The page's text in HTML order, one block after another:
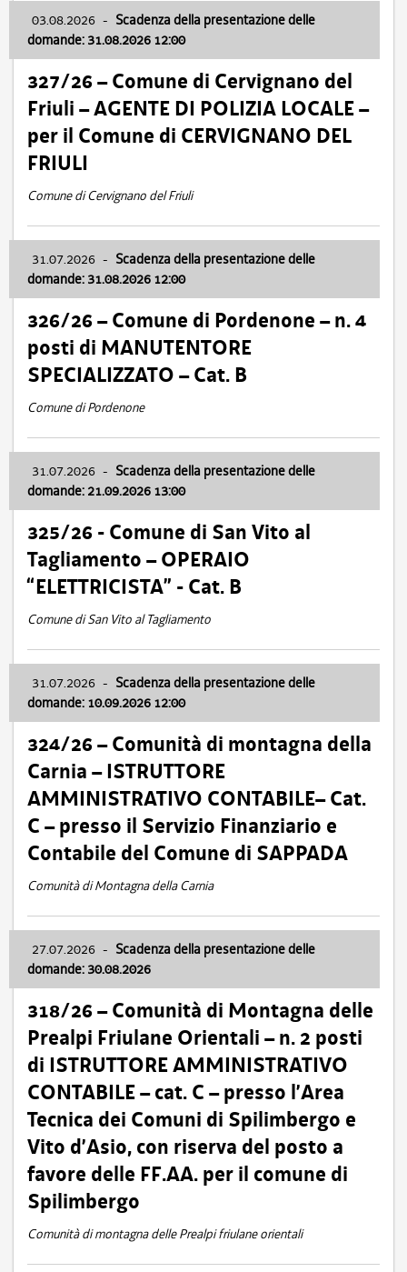
03.08.2026 - Scadenza della presentazione delle
domande: 31.08.2026 12:00
327/26 – Comune di Cervignano del
Friuli – AGENTE DI POLIZIA LOCALE –
per il Comune di CERVIGNANO DEL
FRIULI
Comune di Cervignano del Friuli
31.07.2026 - Scadenza della presentazione delle
domande: 31.08.2026 12:00
326/26 – Comune di Pordenone – n. 4
posti di MANUTENTORE
SPECIALIZZATO – Cat. B
Comune di Pordenone
31.07.2026 - Scadenza della presentazione delle
domande: 21.09.2026 13:00
325/26 - Comune di San Vito al
Tagliamento – OPERAIO
“ELETTRICISTA” - Cat. B
Comune di San Vito al Tagliamento
31.07.2026 - Scadenza della presentazione delle
domande: 10.09.2026 12:00
324/26 – Comunità di montagna della
Carnia – ISTRUTTORE
AMMINISTRATIVO CONTABILE– Cat.
C – presso il Servizio Finanziario e
Contabile del Comune di SAPPADA
Comunità di Montagna della Carnia
27.07.2026 - Scadenza della presentazione delle
domande: 30.08.2026
318/26 – Comunità di Montagna delle
Prealpi Friulane Orientali – n. 2 posti
di ISTRUTTORE AMMINISTRATIVO
CONTABILE – cat. C – presso l’Area
Tecnica dei Comuni di Spilimbergo e
Vito d’Asio, con riserva del posto a
favore delle FF.AA. per il comune di
Spilimbergo
Comunità di montagna delle Prealpi friulane orientali